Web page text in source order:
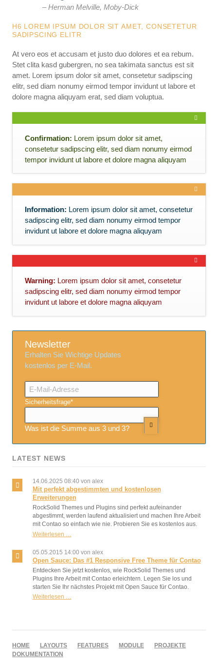
– Herman Melville, Moby-Dick
H6 LOREM IPSUM DOLOR SIT AMET, CONSETETUR
SADIPSCING ELITR
At vero eos et accusam et justo duo dolores et ea rebum.
Stet clita kasd gubergren, no sea takimata sanctus est sit
amet. Lorem ipsum dolor sit amet, consetetur sadipscing
elitr, sed diam nonumy eirmod tempor invidunt ut labore et
dolore magna aliquyam erat, sed diam voluptua.
Confirmation: Lorem ipsum dolor sit amet,
consetetur sadipscing elitr, sed diam nonumy eirmod
tempor invidunt ut labore et dolore magna aliquyam
Information: Lorem ipsum dolor sit amet, consetetur
sadipscing elitr, sed diam nonumy eirmod tempor
invidunt ut labore et dolore magna aliquyam
Warning: Lorem ipsum dolor sit amet, consetetur
sadipscing elitr, sed diam nonumy eirmod tempor
invidunt ut labore et dolore magna aliquyam
Newsletter
Erhalten Sie Wichtige Updates
kostenlos per E-Mail.
E-
Mail-
Adresse
Pflichtfeld
Sicherheitsfrage*
Was ist die Summe aus 3 und 3?
LATEST NEWS
14.06.2025 08:40 von alex
Mit perfekt abgestimmten und kostenlosen
Erweiterungen
RockSolid Themes und Plugins sind perfekt aufeinander
abgestimmt, werden laufend aktualisiert und machen Ihre Arbeit
mit Contao so einfach wie nie. Probieren Sie es kostenlos aus.
Weiterlesen …
abgestimmten
und
kostenlosen
Erweiterungen
05.05.2015 14:00 von alex
Open Sauce: Das #1 Responsive Free Theme für Contao
Entdecken Sie jetzt kostenlos, wie RockSolid Themes und
Plugins Ihre Arbeit mit Contao erleichtern. Legen Sie los und
starten Sie Ihr nächstes Projekt mit Open Sauce für Contao.
Weiterlesen …
Responsive
Theme
NAVIGATION
ÜBERSPRINGEN
HOME LAYOUTS FEATURES MODULE
PROJEKTE
DOKUMENTATION